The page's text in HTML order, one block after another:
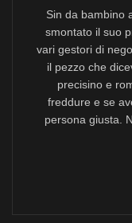
Sin da bambino
smontato il suo
vari gestori di
il pezzo che
precisino e
freddure e se
persona giusta.